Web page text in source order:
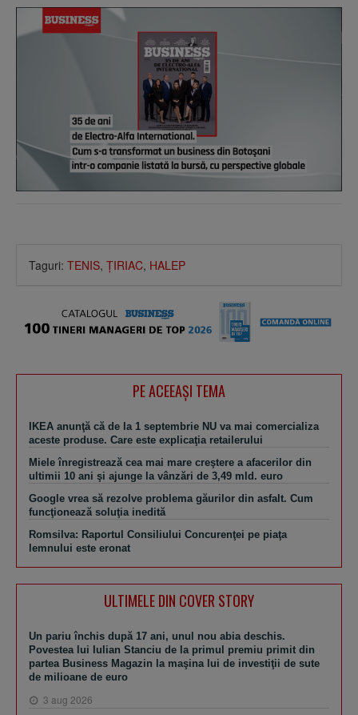
Taguri: TENIS, ŢIRIAC, HALEP
PE ACEEAŞI TEMA
IKEA anunţă că de la 1 septembrie NU va mai comercializa
aceste produse. Care este explicaţia retailerului
Miele înregistrează cea mai mare creştere a afacerilor din
ultimii 10 ani şi ajunge la vânzări de 3,49 mld. euro
Google vrea să rezolve problema găurilor din asfalt. Cum
funcţionează soluţia inedită
Romsilva: Raportul Consiliului Concurenţei pe piaţa
lemnului este eronat
ULTIMELE DIN COVER STORY
Un pariu închis după 17 ani, unul nou abia deschis.
Povestea lui Iulian Stanciu de la primul premiu primit din
partea Business Magazin la maşina lui de investiţii de sute
de milioane de euro
3 aug 2026